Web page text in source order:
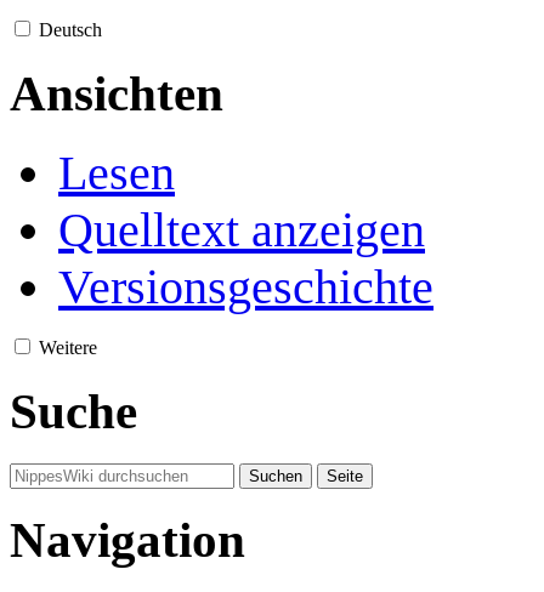
Deutsch
Ansichten
Lesen
Quelltext anzeigen
Versionsgeschichte
Weitere
Suche
Navigation